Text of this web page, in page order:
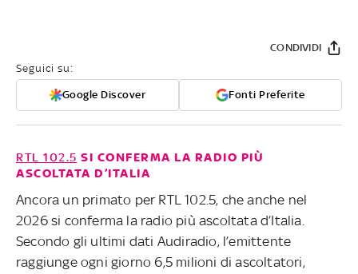
Seguici su:
Google Discover Fonti Preferite
CONDIVIDI
RTL 102.5 SI CONFERMA LA RADIO PIÙ
ASCOLTATA D’ITALIA
Ancora un primato per RTL 102.5, che anche nel
2026 si conferma la radio più ascoltata d’Italia.
Secondo gli ultimi dati Audiradio, l’emittente
raggiunge ogni giorno 6,5 milioni di ascoltatori,